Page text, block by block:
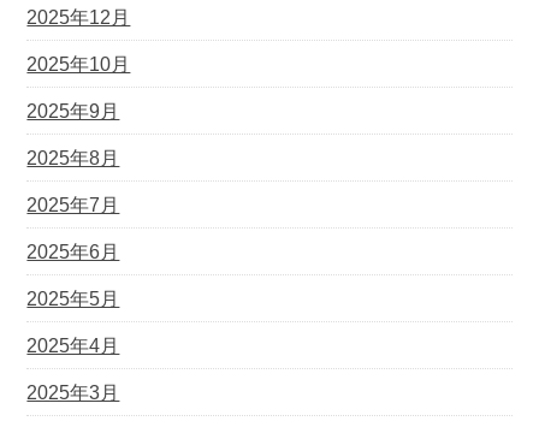
2025年12月
2025年10月
2025年9月
2025年8月
2025年7月
2025年6月
2025年5月
2025年4月
2025年3月